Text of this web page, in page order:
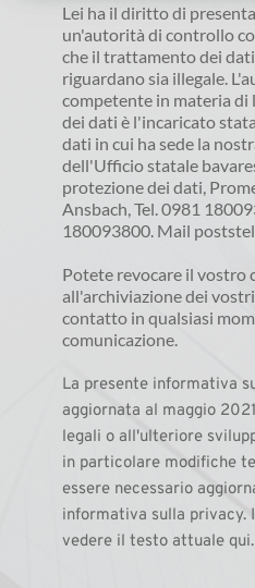
Lei ha il diritto di
un'autorità di controllo
che il trattamento dei
riguardano sia illegale.
competente in materia di
dei dati è l'incaricato
dati in cui ha sede la
dell'Ufficio statale
protezione dei dati,
Ansbach, Tel. 0981
180093800. Mail
Potete revocare il vostro
all'archiviazione dei
contatto in qualsiasi
comunicazione.
La presente informativa
aggiornata al maggio
legali o all'ulteriore
in particolare modifiche
essere necessario
informativa sulla privacy.
vedere il testo attuale qui.